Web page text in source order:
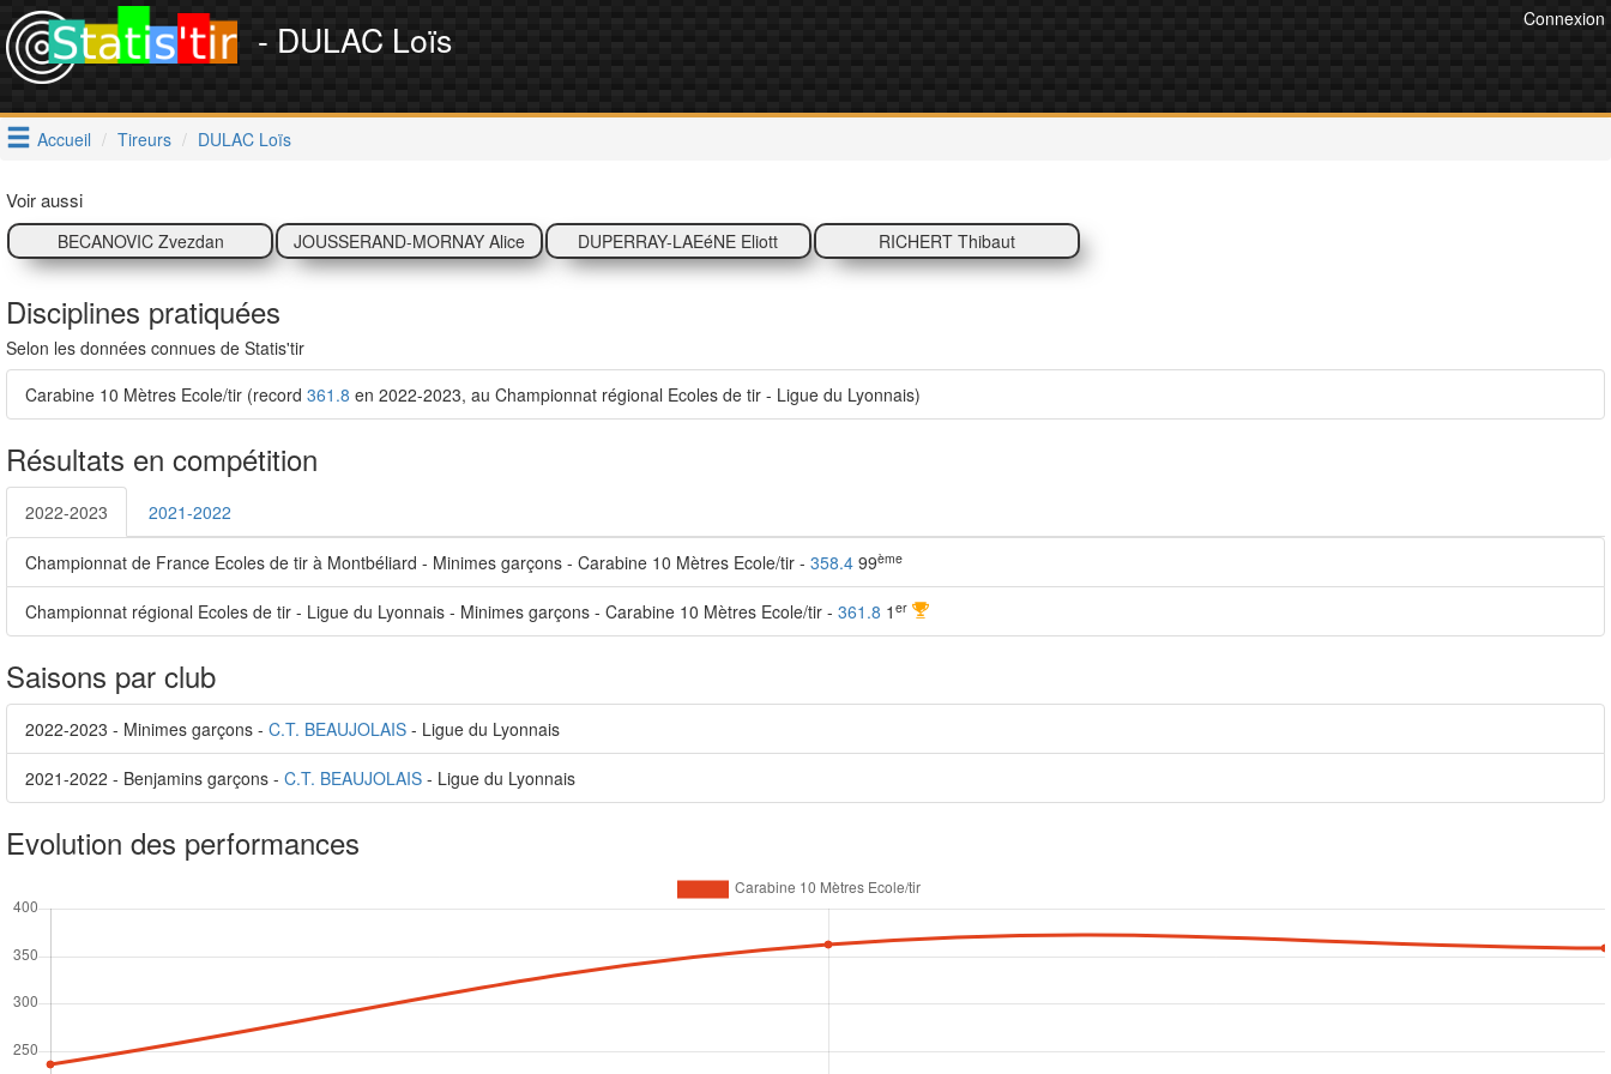
Connexion
- DULAC Loïs
Accueil Tireurs DULAC Loïs
Voir aussi
BECANOVIC Zvezdan JOUSSERAND-MORNAY Alice DUPERRAY-LAEéNE Eliott RICHERT Thibaut
Disciplines pratiquées
Selon les données connues de Statis'tir
Carabine 10 Mètres Ecole/tir (record 361.8 en 2022-2023, au Championnat régional Ecoles de tir - Ligue du Lyonnais)
Résultats en compétition
2022-2023 2021-2022
Championnat de France Ecoles de tir à Montbéliard - Minimes garçons - Carabine 10 Mètres Ecole/tir - 358.4 99ème
Championnat régional Ecoles de tir - Ligue du Lyonnais - Minimes garçons - Carabine 10 Mètres Ecole/tir - 361.8 1 er
Saisons par club
2022-2023 - Minimes garçons - C.T. BEAUJOLAIS - Ligue du Lyonnais
2021-2022 - Benjamins garçons - C.T. BEAUJOLAIS - Ligue du Lyonnais
Evolution des performances